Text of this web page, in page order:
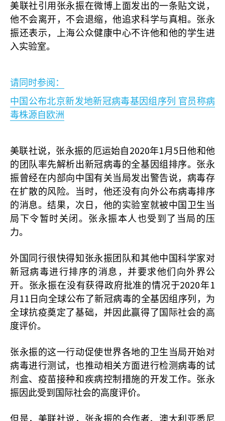
美联社引用张永振在微博上面发出的一条贴文说，
他不会离开，不会退缩，他追求科学与真相。张永
振还表示，上海公众健康中心不许他和他的学生进
入实验室。
请同时参阅：
中国公布北京新发地新冠病毒基因组序列 官员称病
毒株源自欧洲
美联社说，张永振的厄运始自 2020年1月 5 日他和他
的团队率先解析出新冠病毒的全基因组排序。张永
振曾经在内部向中国有关当局发出警告说，病毒存
在扩散的风险。当时，他还没有向外公布病毒排序
的消息。结果，次日，他的实验室就被中国卫生当
局下令暂时关闭。张永振本人也受到了当局的压
力。
外国同行很快得知张永振团队和其他中国科学家对
新冠病毒进行排序的消息，并要求他们向外界公
开。张永振在没有获得政府批准的情况于2020年1
月 11 日向全球公布了新冠病毒的全基因组序列，为
全球抗疫奠定了基础，并因此赢得了国际社会的高
度评价。
张永振的这一行动促使世界各地的卫生当局开始对
病毒进行测试，也推动相关方面进行检测病毒的试
剂盒、疫苗接种和疾病控制措施的开发工作。张永
振因此受到国际社会的高度评价。
但是，美联社说，张永振的合作者、澳大利亚悉尼